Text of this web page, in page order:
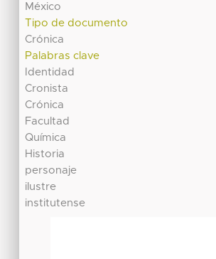
México
Tipo de documento
Crónica
Palabras clave
Identidad
Cronista
Crónica
Facultad
Química
Historia
personaje
ilustre
institutense